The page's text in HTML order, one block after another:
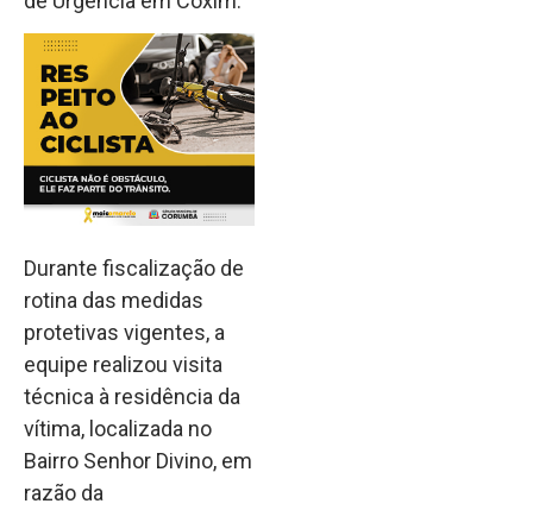
Durante fiscalização de
rotina das medidas
protetivas vigentes, a
equipe realizou visita
técnica à residência da
vítima, localizada no
Bairro Senhor Divino, em
razão da